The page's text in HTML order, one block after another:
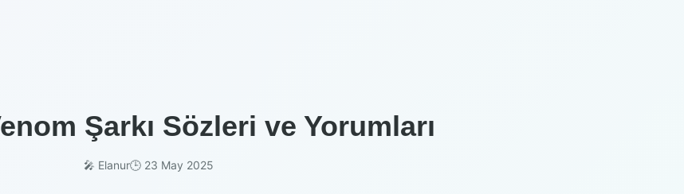
Şarkı Sözleri ve Yorumları
🎤 Elanur🕒 23 May 2025